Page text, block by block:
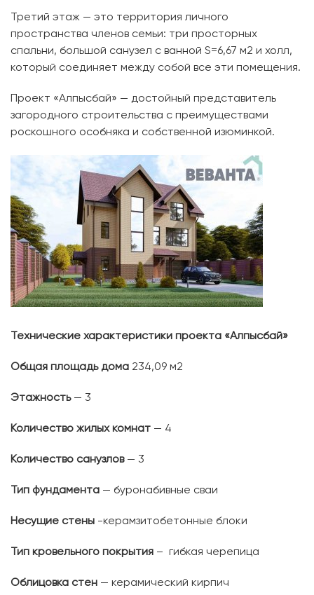
Третий этаж — это территория личного
пространства членов семьи: три просторных
спальни, большой санузел с ванной S=6,67 м2 и холл,
который соединяет между собой все эти помещения.
Проект «Алпысбай» — достойный представитель
загородного строительства с преимуществами
роскошного особняка и собственной изюминкой.
Технические характеристики проекта «Алпысбай»
Общая площадь дома 234,09 м2
Этажность— 3
Количество жилых комнат — 4
Количество санузлов— 3
Тип фундамента — буронабивные сваи
Несущие стены -керамзитобетонные блоки
Тип кровельного покрытия – гибкая черепица
Облицовка стен — керамический кирпич